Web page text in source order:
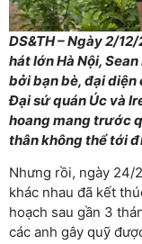
DS&TH – Ngày 2/
hát lớn Hà Nội,
bởi bạn bè, đại diện
Đại sứ quán Úc và
hoang mang trước
thân không thể tới
Nhưng rồi, ngày 24/
khác nhau đã kết
hoạch sau gần 3
các anh gây quỹ